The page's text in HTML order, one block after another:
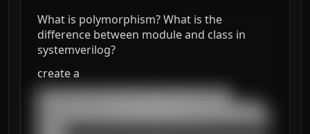
What is polymorphism? What is the
difference between module and class in
systemverilog?
create a
███████████████████████████████████
█████████████████████████████████████████
██████████████████████████████████████████